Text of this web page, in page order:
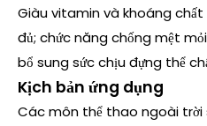
Giàu vitamin và khoáng
đủ; chức năng chống mệt
bổ sung sức chịu đựng thể
Kịch bản ứng dụng
Các môn thể thao ngoài trời